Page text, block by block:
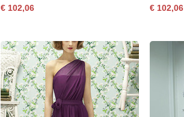
€ 102,06 € 102,06